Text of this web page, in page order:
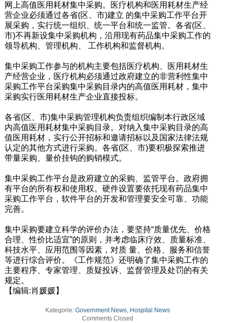
网上高值医用耗材集中采购。医疗机构和医用耗材生产经
营企业必须通过各省(区、市)建立 的集中采购工作平台开
展采购，实行统一组织、统一平台和统一监管。各省(区、
市)不再新设集中采购机构，沿用现有药品集中采购工作的
领导机构、管理机构、 工作机构和监督机构。
集中采购工作参与的机构主要包括医疗机构、医用耗材生
产经营企业，医疗机构必须通过政府建立的非营利性集中
采购工作平台采购集中采购目录内的高值医用耗材，集中
采购实行医用耗材生产企业直接投标。
各省(区、市)集中采购管理机构负责组织编制本行政区域
内高值医用耗材集中采购目录。对纳入集中采购目录的高
值医用耗材，实行公开招标和邀请招标以及国家法律法规
认定的其他方式进行采购。各省(区、市)要积极探索推进
带量采购、量价挂钩的购销模式。
集中采购工作平台是政府建立的采购、监管平台。政府拥
有平台的所有权和使用权。硬件设置要依托现有药品集中
采购工作平台，软件平台的开发和管理要安全可靠、功能
完善。
集中采购要建立科学的评价办法，要坚持“质量优先、价格
合理、性价比适宜”的原则，并考虑临床疗效、质量标准、
科技水平、应用范围等因素，对质 量、价格、服务和信誉
等进行综合评价。《工作规范》还明确了集中采购工作的
主要程序、专家管理、质疑投诉、监督管理及处罚的有关
规定。
【编辑:肖媛媛】
Kategorie:Government News, Hospital News
Comments Closed